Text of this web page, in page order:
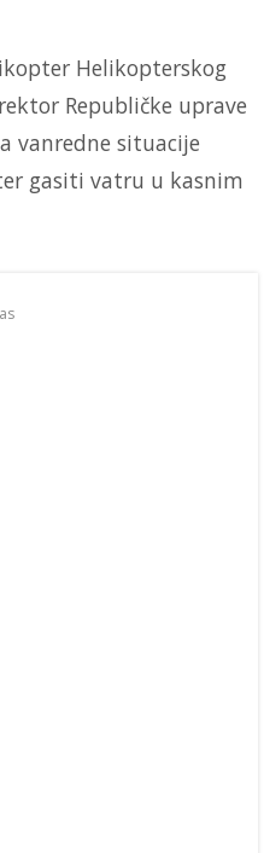
Helikopterskog
Republičke uprave
vanredne situacije
gasiti vatru u kasnim